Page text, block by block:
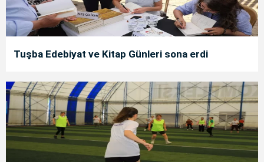
Tuşba Edebiyat ve Kitap Günleri sona erdi